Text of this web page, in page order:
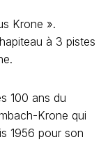
Krone ».
à 3 pistes
100 ans du
Krone qui
1956 pour son